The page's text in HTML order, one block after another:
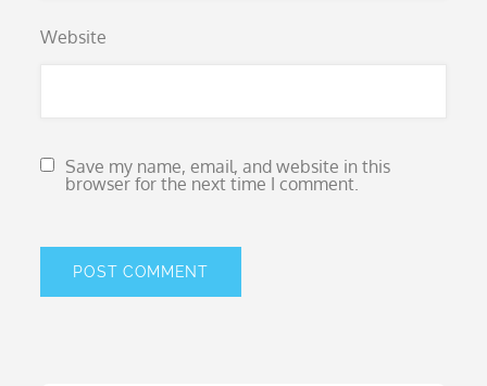
Website
Save my name, email, and website in this
browser for the next time I comment.